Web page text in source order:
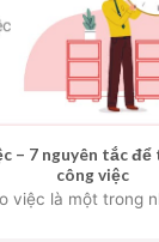
– 7 nguyên tắc
công việc
việc là một trong